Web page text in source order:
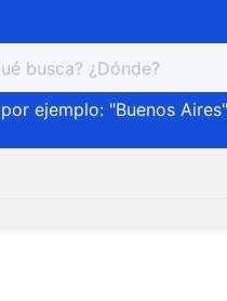
por ejemplo: "Buenos Aires